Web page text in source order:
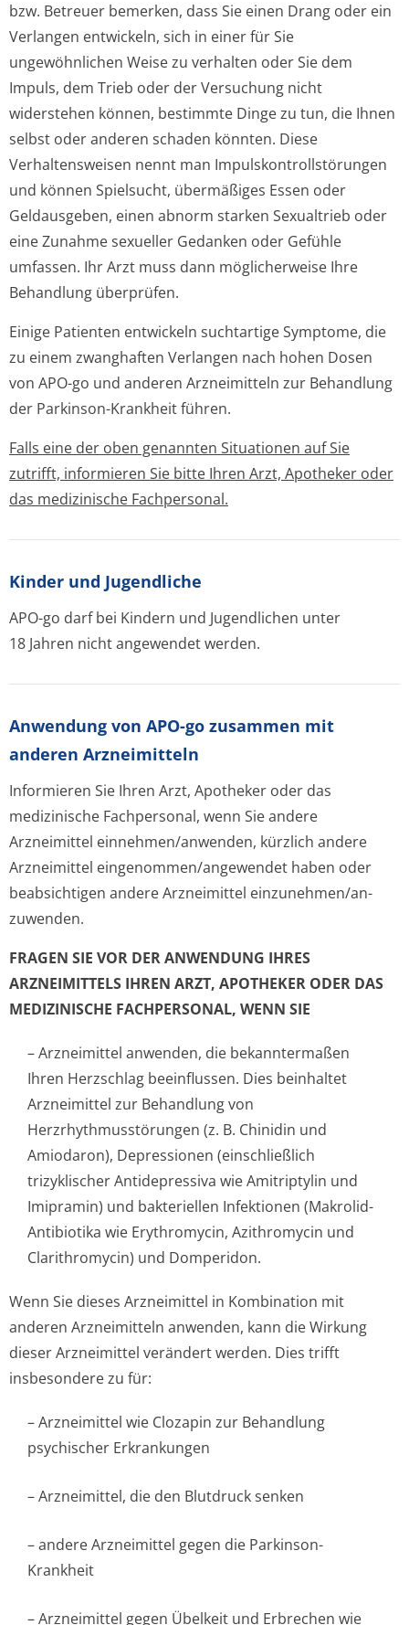
bzw. Betreuer bemerken, dass Sie einen Drang oder ein
Verlangen entwickeln, sich in einer für Sie
ungewöhnlichen Weise zu verhalten oder Sie dem
Impuls, dem Trieb oder der Versuchung nicht
widerstehen können, bestimmte Dinge zu tun, die Ihnen
selbst oder anderen schaden könnten. Diese
Verhaltensweisen nennt man Impulskontrollstörun­gen
und können Spielsucht, übermäßiges Essen oder
Geldausgeben, einen abnorm starken Sexualtrieb oder
eine Zunahme sexueller Gedanken oder Gefühle
umfassen. Ihr Arzt muss dann möglicherweise Ihre
Behandlung überprüfen.
Einige Patienten entwickeln suchtartige Symptome, die
zu einem zwanghaften Verlangen nach hohen Dosen
von APO-go und anderen Arzneimitteln zur Behandlung
der Parkinson-Krankheit führen.
Falls eine der oben genannten Situationen auf Sie
zutrifft, informieren Sie bitte Ihren Arzt, Apotheker oder
das medizinische Fachpersonal.
Kinder und Jugendliche
APO-go darf bei Kindern und Jugendlichen unter
18 Jahren nicht angewendet werden.
Anwendung von APO-go zusammen mit
anderen Arzneimitteln
Informieren Sie Ihren Arzt, Apotheker oder das
medizinische Fachpersonal, wenn Sie andere
Arzneimittel einnehmen/anwenden, kürzlich andere
Arzneimittel eingenommen/an­gewendet haben oder
beabsichtigen andere Arzneimittel einzunehmen/an­
zuwenden.
FRAGEN SIE VOR DER ANWENDUNG IHRES
ARZNEIMITTELS IHREN ARZT, APOTHEKER ODER DAS
MEDIZINISCHE FACHPERSONAL, WENN SIE
– Arzneimittel anwenden, die bekanntermaßen
Ihren Herzschlag beeinflussen. Dies beinhaltet
Arzneimittel zur Behandlung von
Herzrhythmusstörun­gen (z. B. Chinidin und
Amiodaron), Depressionen (einschließlich
trizyklischer Antidepressiva wie Amitriptylin und
Imipramin) und bakteriellen Infektionen (Makrolid-
Antibiotika wie Erythromycin, Azithromycin und
Clarithromycin) und Domperidon.
Wenn Sie dieses Arzneimittel in Kombination mit
anderen Arzneimitteln anwenden, kann die Wirkung
dieser Arzneimittel verändert werden. Dies trifft
insbesondere zu für:
– Arzneimittel wie Clozapin zur Behandlung
psychischer Erkrankungen
– Arzneimittel, die den Blutdruck senken
– andere Arzneimittel gegen die Parkinson-
Krankheit
– Arzneimittel gegen Übelkeit und Erbrechen wie